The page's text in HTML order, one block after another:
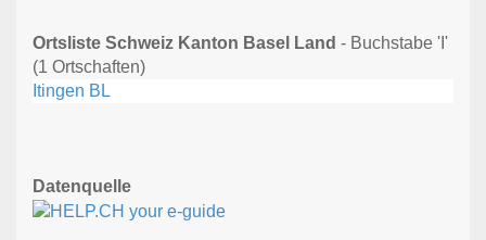
Ortsliste Schweiz Kanton Basel Land - Buchstabe 'I'
(1 Ortschaften)
Itingen BL
Datenquelle